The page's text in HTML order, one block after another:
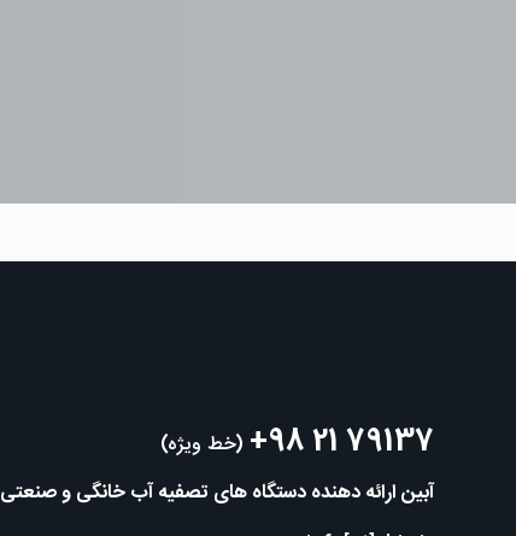
+98 21 79137 (خط ویژه)
آبین ارائه دهنده دستگاه های تصفیه آب خانگی و صنعتی